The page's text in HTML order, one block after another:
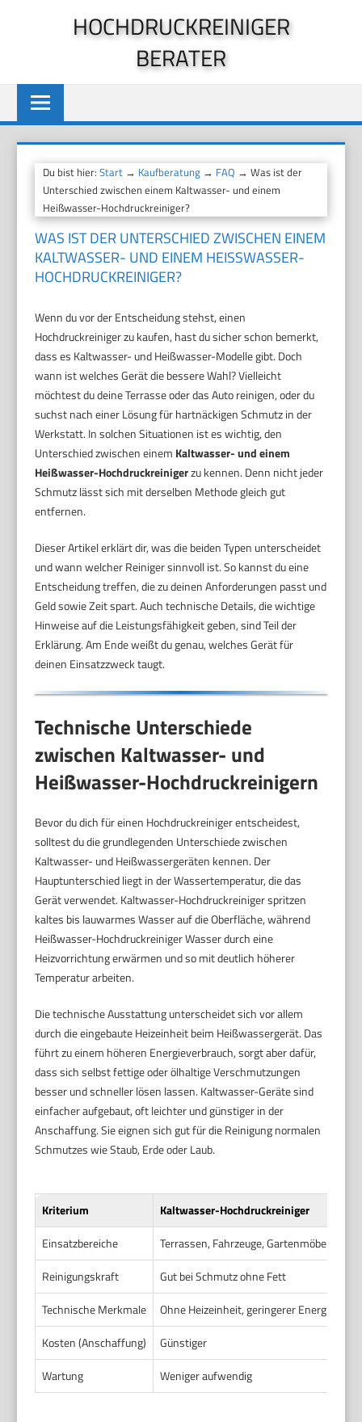
HOCHDRUCKREINIGER
BERATER
Du bist hier:Start → Kaufberatung → FAQ → Was ist der
Unterschied zwischen einem Kaltwasser- und einem
Heißwasser-Hochdruckreiniger?
WAS IST DER UNTERSCHIED ZWISCHEN EINEM
KALTWASSER- UND EINEM HEISSWASSER-H
OCHDRUCKREINIGER?
Wenn du vor der Entscheidung stehst, einen
Hochdruckreiniger zu kaufen, hast du sicher schon bemerkt,
dass es Kaltwasser- und Heißwasser-Modelle gibt. Doch
wann ist welches Gerät die bessere Wahl? Vielleicht
möchtest du deine Terrasse oder das Auto reinigen, oder du
suchst nach einer Lösung für hartnäckigen Schmutz in der
Werkstatt. In solchen Situationen ist es wichtig, den
Unterschied zwischen einem Kaltwasser- und einem
Heißwasser-Hochdruckreinigerzu kennen. Denn nicht jeder
Schmutz lässt sich mit derselben Methode gleich gut
entfernen.
Dieser Artikel erklärt dir, was die beiden Typen unterscheidet
und wann welcher Reiniger sinnvoll ist. So kannst du eine
Entscheidung treffen, die zu deinen Anforderungen passt und
Geld sowie Zeit spart. Auch technische Details, die wichtige
Hinweise auf die Leistungsfähigkeit geben, sind Teil der
Erklärung. Am Ende weißt du genau, welches Gerät für
deinen Einsatzzweck taugt.
Technische Unterschiede
zwischen Kaltwasser- und
Heißwasser-Hochdruckreinigern
Bevor du dich für einen Hochdruckreiniger entscheidest,
solltest du die grundlegenden Unterschiede zwischen
Kaltwasser- und Heißwassergeräten kennen. Der
Hauptunterschied liegt in der Wassertemperatur, die das
Gerät verwendet. Kaltwasser-Hochdruckreiniger spritzen
kaltes bis lauwarmes Wasser auf die Oberfläche, während
Heißwasser-Hochdruckreiniger Wasser durch eine
Heizvorrichtung erwärmen und so mit deutlich höherer
Temperatur arbeiten.
Die technische Ausstattung unterscheidet sich vor allem
durch die eingebaute Heizeinheit beim Heißwassergerät. Das
führt zu einem höheren Energieverbrauch, sorgt aber dafür,
dass sich selbst fettige oder ölhaltige Verschmutzungen
besser und schneller lösen lassen. Kaltwasser-Geräte sind
einfacher aufgebaut, oft leichter und günstiger in der
Anschaffung. Sie eignen sich gut für die Reinigung normalen
Schmutzes wie Staub, Erde oder Laub.
Kriterium
Kaltwasser-Hochdruckreiniger
Einsatzbereiche
Terrassen, Fahrzeuge, Gartenmöbel,
Reinigungskraft
Gut bei Schmutz ohne Fett
Technische Merkmale
Ohne Heizeinheit, geringerer
Kosten (Anschaffung)
Günstiger
Wartung
Weniger aufwendig